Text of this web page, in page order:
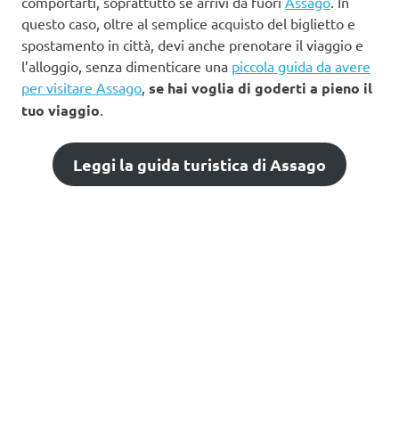
questo caso, oltre al semplice acquisto del biglietto e
spostamento in città, devi anche prenotare il viaggio e
l’alloggio, senza dimenticare una piccola guida da avere
per visitare Assago se hai voglia di goderti a pieno il
tuo viaggio
Leggi la guida turistica di Assago